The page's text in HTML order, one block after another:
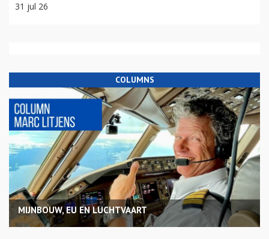
31 jul 26
COLUMNS
MIJNBOUW, EU EN LUCHTVAART